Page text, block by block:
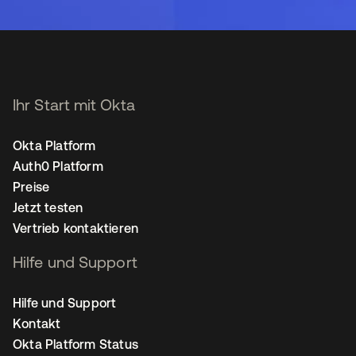
Ihr Start mit Okta
Okta Platform
Auth0 Platform
Preise
Jetzt testen
Vertrieb kontaktieren
Hilfe und Support
Hilfe und Support
Kontakt
Okta Platform Status